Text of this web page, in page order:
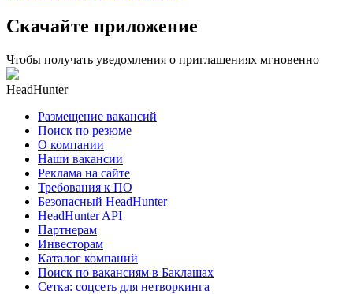
Скачайте приложение
Чтобы получать уведомления о приглашениях мгновенно
HeadHunter
Размещение вакансий
Поиск по резюме
О компании
Наши вакансии
Реклама на сайте
Требования к ПО
Безопасный HeadHunter
HeadHunter API
Партнерам
Инвесторам
Каталог компаний
Поиск по вакансиям в Баклашах
Сетка: соцсеть для нетворкинга